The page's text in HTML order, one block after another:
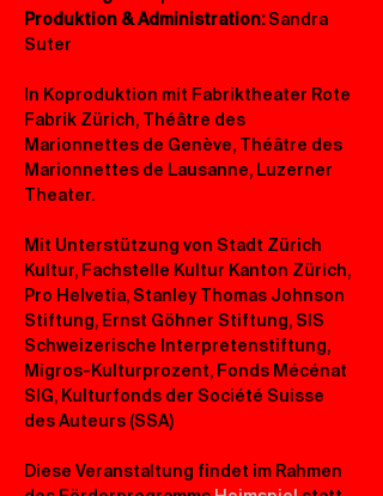
Produktion & Administration: Sandra
Suter
In Koproduktion mit Fabriktheater Rote
Fabrik Zürich, Théâtre des
Marionnettes de Genève, Théâtre des
Marionnettes de Lausanne, Luzerner
Theater.
Mit Unterstützung von Stadt Zürich
Kultur, Fachstelle Kultur Kanton Zürich,
Pro Helvetia, Stanley Thomas Johnson
Stiftung, Ernst Göhner Stiftung, SIS
Schweizerische Interpretenstiftung,
Migros-Kulturprozent, Fonds Mécénat
SIG, Kulturfonds der Société Suisse
des Auteurs (SSA)
Diese Veranstaltung findet im Rahmen